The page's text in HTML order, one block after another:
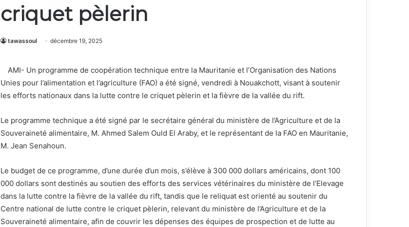
criquet pèlerin
tawassoul décembre 19, 2025
AMI- Un programme de coopération technique entre la Mauritanie et l’Organisation des Nations
Unies pour l’alimentation et l’agriculture (FAO) a été signé, vendredi à Nouakchott, visant à soutenir
les efforts nationaux dans la lutte contre le criquet pèlerin et la fièvre de la vallée du rift.
Le programme technique a été signé par le secrétaire général du ministère de l’Agriculture et de la
Souveraineté alimentaire, M. Ahmed Salem Ould El Araby, et le représentant de la FAO en Mauritanie,
M. Jean Senahoun.
Le budget de ce programme, d’une durée d’un mois, s’élève à 300 000 dollars américains, dont 100
000 dollars sont destinés au soutien des efforts des services vétérinaires du ministère de l’Elevage
dans la lutte contre la fièvre de la vallée du rift, tandis que le reliquat est orienté au soutenir du
Centre national de lutte contre le criquet pèlerin, relevant du ministère de l’Agriculture et de la
Souveraineté alimentaire, afin de couvrir les dépenses des équipes de prospection et de lutte au